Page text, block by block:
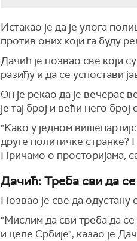
Истакао је да је улога
против оних који га буду
Дачић је позвао све који
разиђу и да се успостави
Он је рекао да је вечерас
је тај број и већи него
"Како у једном
друге политичке странке?
Причамо о просторијама,
Дачић: Треба сви да
Позвао је све да
"Мислим да сви треба да се
и целе Србије", казао је